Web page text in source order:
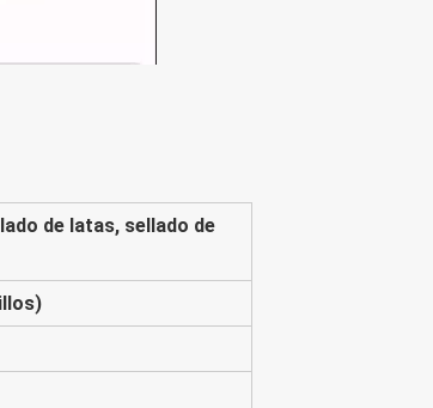
de latas, sellado de